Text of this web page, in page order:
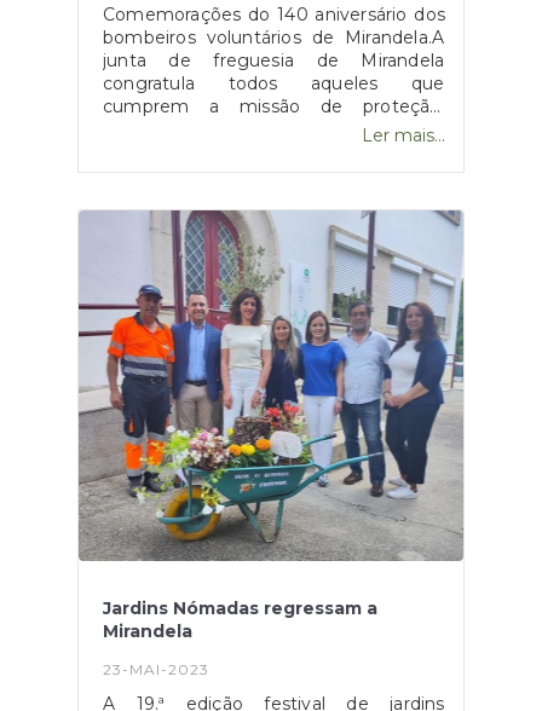
Comemorações do 140 aniversário dos
bombeiros voluntários de Mirandela.A
junta de freguesia de Mirandela
congratula todos aqueles que
cumprem a missão de proteção,
dedicação e altruísmo para o bem estar
muito obrigado.
Ler mais...
Jardins Nómadas regressam a
Mirandela
23-MAI-2023
A 19.ª edição festival de jardins